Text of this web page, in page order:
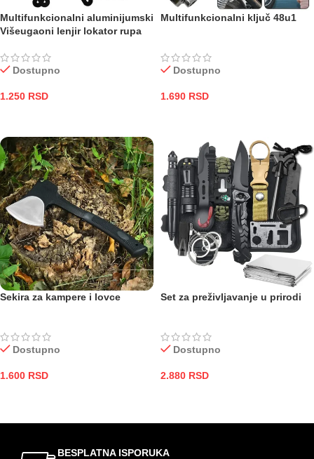
Multifunkcionalni aluminijumski
Višeugaoni lenjir lokator rupa
Dostupno
1.250 RSD
Multifunkcionalni ključ 48u1
Dostupno
1.690 RSD
Sekira za kampere i lovce
Dostupno
1.600 RSD
Set za preživljavanje u prirodi
Dostupno
2.880 RSD
BESPLATNA ISPORUKA